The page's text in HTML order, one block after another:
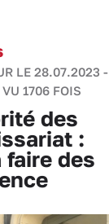
LE 28.07.2023 -
1706 FOIS
des
:
faire des